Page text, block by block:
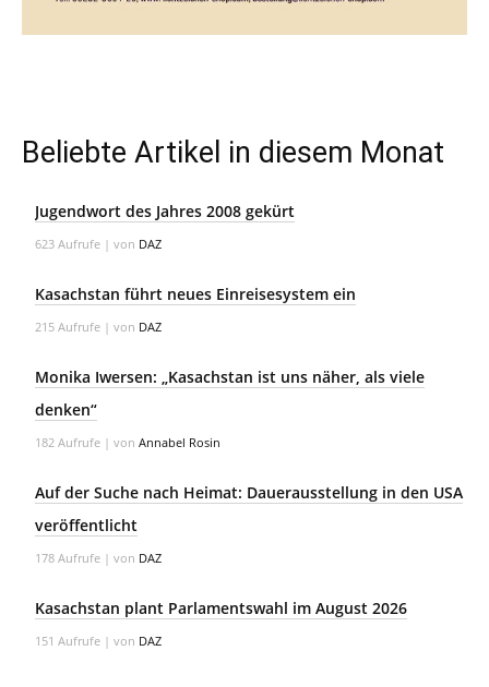
Beliebte Artikel in diesem Monat
Jugendwort des Jahres 2008 gekürt
623 Aufrufe | von DAZ
Kasachstan führt neues Einreisesystem ein
215 Aufrufe | von DAZ
Monika Iwersen: „Kasachstan ist uns näher, als viele
denken“
182 Aufrufe | von Annabel Rosin
Auf der Suche nach Heimat: Dauerausstellung in den USA
veröffentlicht
178 Aufrufe | von DAZ
Kasachstan plant Parlamentswahl im August 2026
151 Aufrufe | von DAZ